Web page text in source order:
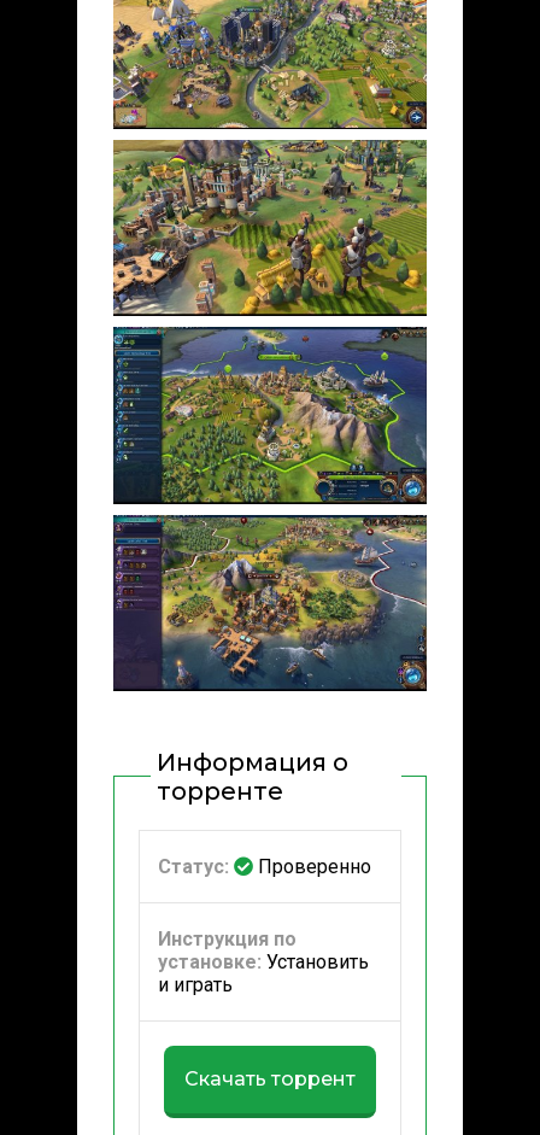
Информация о
торренте
Статус: Проверенно
Инструкция по
установке: Установить
и играть
Скачать торрент